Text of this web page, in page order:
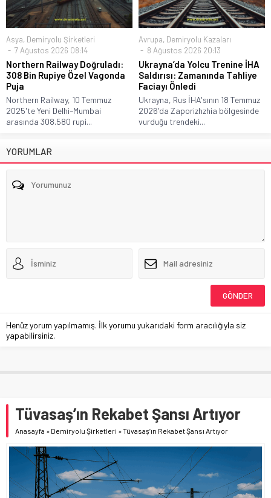
Asya, Demiryolu Şirketleri
7 Ağustos 2026 08:14
Northern Railway Doğruladı:
308 Bin Rupiye Özel Vagonda
Puja
Northern Railway, 10 Temmuz
2025'te Yeni Delhi–Mumbai
arasında 308.580 rupi...
Avrupa, Demiryolu Kazaları
8 Ağustos 2026 20:13
Ukrayna’da Yolcu Trenine İHA
Saldırısı: Zamanında Tahliye
Faciayı Önledi
Ukrayna, Rus İHA'sının 18 Temmuz
2026'da Zaporizhzhia bölgesinde
vurduğu trendeki...
YORUMLAR
Henüz yorum yapılmamış. İlk yorumu yukarıdaki form aracılığıyla siz
yapabilirsiniz.
Tüvasaş’ın Rekabet Şansı Artıyor
Anasayfa » Demiryolu Şirketleri »Tüvasaş’ın Rekabet Şansı Artıyor